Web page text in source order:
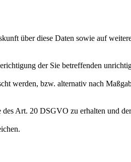
über diese Daten sowie auf
der Sie betreffenden
werden, bzw. alternativ nach
Art. 20 DSGVO zu erhalten und